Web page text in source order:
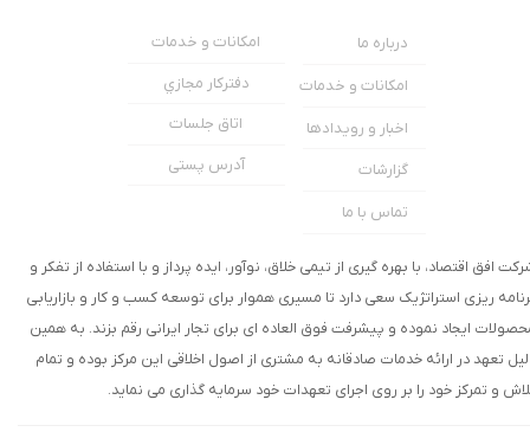
★★
درباره ما
امکانات و خدمات
اخبار و رویدادها
گزارشات
تماس با ما
امکانات و خدمات
دفترکار مجازي
اتاق جلسات
آدرس پستی
افق اقتصاد، با بهره گیری از تیمی خلاق، نوآور، ایده پرداز و با استفاده از تفکر و
ریزی استراتژیک سعی دارد تا مسیری هموار برای توسعه کسب و کار و بازاریابی
ایجاد نموده و پیشرفت فوق العاده ای برای تجار ایرانی رقم بزند. به همین
تعهد در ارائه خدمات صادقانه به مشتری از اصول اخلاقی این مرکز بوده و تمام
و تمرکز خود را بر روی اجرای تعهدات خود سرمایه گذاری می نماید.